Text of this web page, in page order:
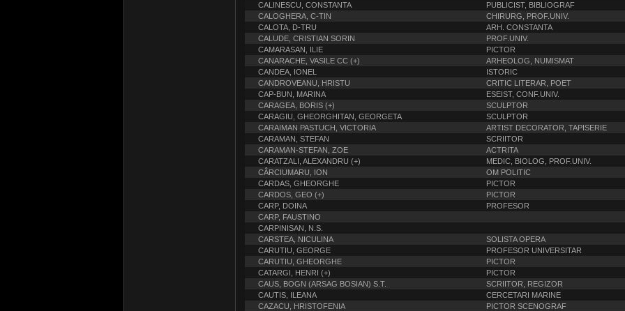
CALINESCU, CONSTANTA
PUBLICIST, BIBLIOGRAF
CALOGHERA, C-TIN
CHIRURG, PROF.UNIV.
CALOTA, D-TRU
ARH. CONSTANTA
CALUDE, CRISTIAN SORIN
PROF.UNIV.
CAMARASAN, ILIE
PICTOR
CANARACHE, VASILE CC (+)
ARHEOLOG, NUMISMAT
CANDEA, IONEL
ISTORIC
CANDROVEANU, HRISTU
CRITIC LITERAR, POET
CAP-BUN, MARINA
ESEIST, CONF.UNIV.
CARAGEA, BORIS (+)
SCULPTOR
CARAGIU, GHEORGHITAN, GEORGETA
SCULPTOR
CARAIMAN PASTUCH, VICTORIA
ARTIST DECORATOR, TAPISERIE
CARAMAN, STEFAN
SCRIITOR
CARAMAN-STEFAN, ZOE
ACTRITA
CARATZALI, ALEXANDRU (+)
MEDIC, BIOLOG, PROF.UNIV.
CÂRCIUMARU, ION
OM POLITIC
CARDAS, GHEORGHE
PICTOR
CARDOS, GEO (+)
PICTOR
CARP, DOINA
PROFESOR
CARP, FAUSTINO
CARPINISAN, N.S.
CARSTEA, NICULINA
SOLISTA OPERA
CARUTIU, GEORGE
PROFESOR UNIVERSITAR
CARUTIU, GHEORGHE
PICTOR
CATARGI, HENRI (+)
PICTOR
CAUS, BOGN (ARSAG BOSIAN) S.T.
SCRIITOR, REGIZOR
CAUTIS, ILEANA
CERCETARI MARINE
CAZACU, HRISTOFENIA
PICTOR SCENOGRAF